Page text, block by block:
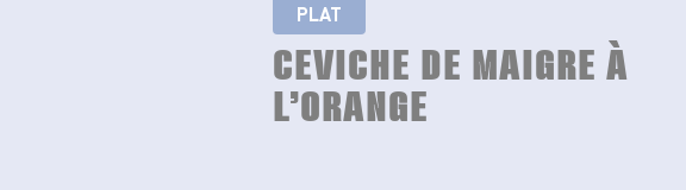
PLAT
CEVICHE DE MAIGRE À
L’ORANGE